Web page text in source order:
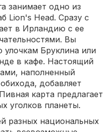
занимает одно из
Lion's Head. Сразу с
в Ирландию с ее
Вы
улочкам Бруклина или
в кафе. Настоящий
наполненный
добавляет
карта предлагает
уголков планеты.
разных национальных